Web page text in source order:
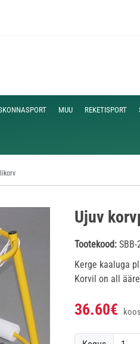
MUU REKETISPORT
Ujuv
Tootekood:SBB-
Kerge kaaluga
Korvil on all
36.60€